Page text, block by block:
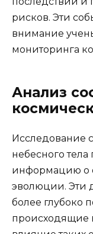
рисков. Эти
внимание
мониторинга
Анализ
Исследование
небесного
информацию о
эволюции. Эти
более глубоко
происходящие